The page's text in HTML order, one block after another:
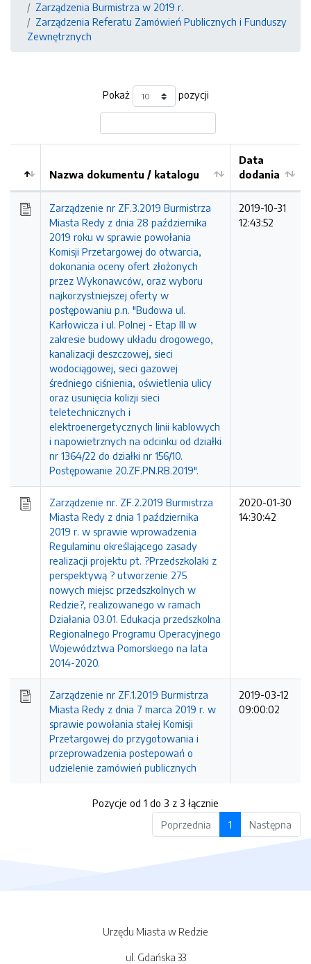
Zarządzenia Burmistrza w 2019 r.
Zarządzenia Referatu Zamówień Publicznych i Funduszy
Zewnętrznych
Pokaż pozycji
Kolejność
Nazwa dokumentu / katalogu
Data
dodania
Zarządzenie nr ZF.3.2019 Burmistrza
Miasta Redy z dnia 28 października
2019 roku w sprawie powołania
Komisji Przetargowej do otwarcia,
dokonania oceny ofert złożonych
przez Wykonawców, oraz wyboru
najkorzystniejszej oferty w
postępowaniu p.n. "Budowa ul.
Karłowicza i ul. Polnej - Etap III w
zakresie budowy układu drogowego,
kanalizacji deszczowej, sieci
wodociągowej, sieci gazowej
średniego ciśnienia, oświetlenia ulicy
oraz usunięcia kolizji sieci
teletechnicznych i
elektroenergetycznych linii kablowych
i napowietrznych na odcinku od działki
nr 1364/22 do działki nr 156/10.
Postępowanie 20.ZF.PN.RB.2019".
2019-10-31
12:43:52
Zarządzenie nr. ZF.2.2019 Burmistrza
Miasta Redy z dnia 1 października
2019 r. w sprawie wprowadzenia
Regulaminu określającego zasady
realizacji projektu pt. ?Przedszkolaki z
perspektywą ? utworzenie 275
nowych miejsc przedszkolnych w
Redzie?, realizowanego w ramach
Działania 03.01. Edukacja przedszkolna
Regionalnego Programu Operacyjnego
Województwa Pomorskiego na lata
2014-2020.
2020-01-30
14:30:42
Zarządzenie nr ZF.1.2019 Burmistrza
Miasta Redy z dnia 7 marca 2019 r. w
sprawie powołania stałej Komisji
Przetargowej do przygotowania i
przeprowadzenia postepowań o
udzielenie zamówień publicznych
2019-03-12
09:00:02
Pozycje od 1 do 3 z 3 łącznie
Poprzednia
1 Następna
Urzędu Miasta w Redzie
ul. Gdańska 33